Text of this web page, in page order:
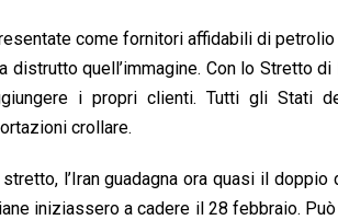
come fornitori affidabili di
quell’immagine. Con lo Stretto di
i propri clienti. Tutti gli Stati
crollare.
l’Iran guadagna ora quasi il
iniziassero a cadere il 28 febbraio.